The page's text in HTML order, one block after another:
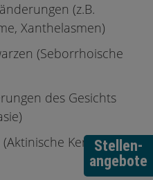
Stellen-
angebote
(z.B.
Xanthelasmen)
(Seborrhoische
des Gesichts
Keratosen)